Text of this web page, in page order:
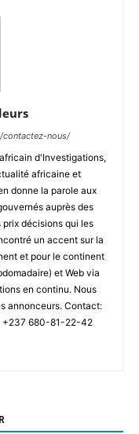
nous/
d'Investigations,
africaine et
donne la parole aux
auprès des
décisions qui les
un accent sur la
et pour le continent
et Web via
en continu. Nous
annonceurs. Contact:
+237 680-81-22-42